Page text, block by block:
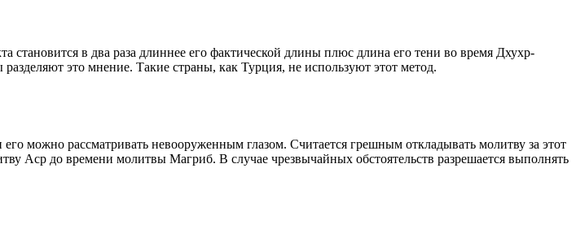
становится в два раза длиннее его фактической длины плюс длина его тени во время Дхухр-
это мнение. Такие страны, как Турция, не используют этот метод.
можно рассматривать невооруженным глазом. Считается грешным откладывать молитву за этот
Аср до времени молитвы Магриб. В случае чрезвычайных обстоятельств разрешается выполнять